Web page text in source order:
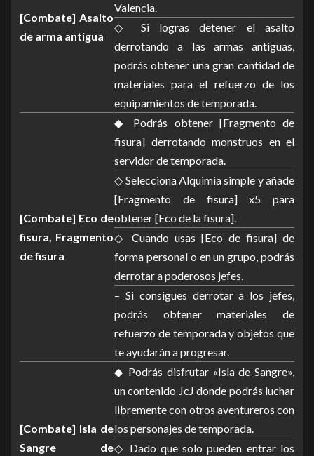
[Combate] Asalto
de arma antigua
Valencia.
◇ Si logras detener el asalto
derrotando a las armas antiguas,
podrás obtener una gran cantidad de
materiales para el refuerzo de los
equipamientos de temporada.
[Combate] Eco de
fisura, Fragmento
de fisura
◆ Podrás obtener [Fragmento de
fisura] derrotando monstruos en el
servidor de temporada.
◇ Selecciona Alquimia simple y añade
[Fragmento de fisura] x5 para
obtener [Eco de la fisura].
◇ Cuando usas [Eco de fisura] de
forma personal o en un grupo, podrás
derrotar a poderosos jefes.
– Si consigues derrotar a los jefes,
podrás obtener materiales de
refuerzo de temporada y objetos que
te ayudarán a progresar.
[Combate] Isla de
Sangre de
◆ Podrás disfrutar «Isla de Sangre»,
un contenido JcJ donde podrás luchar
libremente con otros aventureros con
los personajes de temporada.
◇ Dado que solo pueden entrar los